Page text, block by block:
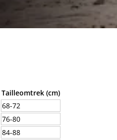
Tailleomtrek (cm)
68-72
76-80
84-88